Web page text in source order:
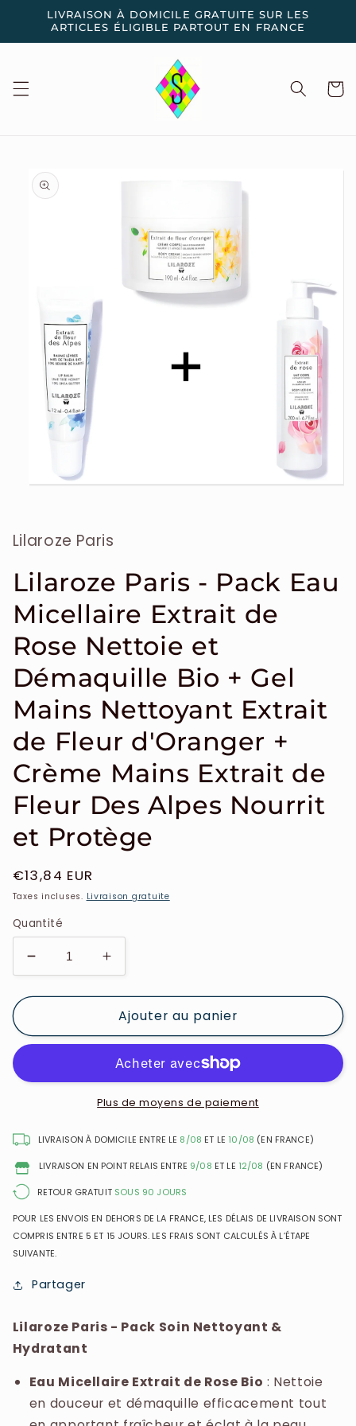
passer
contenu
LIVRAISON À DOMICILE GRATUITE SUR LES
ARTICLES ÉLIGIBLE PARTOUT EN FRANCE
Panier
Passer aux
informations
produits
dans
une
modale
Lilaroze Paris
Lilaroze Paris - Pack Eau
Micellaire Extrait de
Rose Nettoie et
Démaquille Bio + Gel
Mains Nettoyant Extrait
de Fleur d'Oranger +
Crème Mains Extrait de
Fleur Des Alpes Nourrit
et Protège
Prix
habituel
€13,84 EUR
Taxes incluses. Livraison gratuite
Quantité
Réduire
la
quantité
Lilaroze
Pack
Extrait
Rose
Nettoie
Démaquille
Bio
+
Gel
Mains
Extrait
de
d&#39;Oranger
+
Crème
Augmenter
la
quantité
de
Lilaroze
Pack
Eau
Extrait
Rose
Nettoie
Démaquille
Bio
Extrait
d&#39;Oranger
+
Crème
Ajouter au panier
Plus de moyens de paiement
LIVRAISON À DOMICILE ENTRE LE 8/08 ET LE 10/08 (EN FRANCE)
LIVRAISON EN POINT RELAIS ENTRE 9/08 ET LE 12/08 (EN FRANCE)
RETOUR GRATUIT SOUS 90 JOURS
POUR LES ENVOIS EN DEHORS DE LA FRANCE, LES DÉLAIS DE LIVRAISON SONT
COMPRIS ENTRE 5 ET 15 JOURS. LES FRAIS SONT CALCULÉS À L’ÉTAPE
SUIVANTE.
Partager
Lilaroze Paris - Pack Soin Nettoyant &
Hydratant
Eau Micellaire Extrait de Rose Bio : Nettoie
en douceur et démaquille efficacement tout